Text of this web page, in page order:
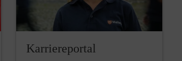
Karriereportal